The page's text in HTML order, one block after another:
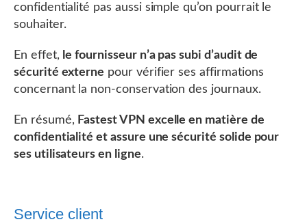
confidentialité pas aussi simple qu’on pourrait le
souhaiter.
En effet, le fournisseur n’a pas subi d’audit de
sécurité externe pour vérifier ses affirmations
concernant la non-conservation des journaux.
En résumé, Fastest VPN excelle en matière de
confidentialité et assure une sécurité solide pour
ses utilisateurs en ligne.
Service client